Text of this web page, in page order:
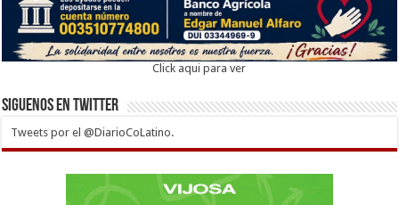
Click aqui para ver
Siguenos en twitter
Tweets por el @DiarioCoLatino.